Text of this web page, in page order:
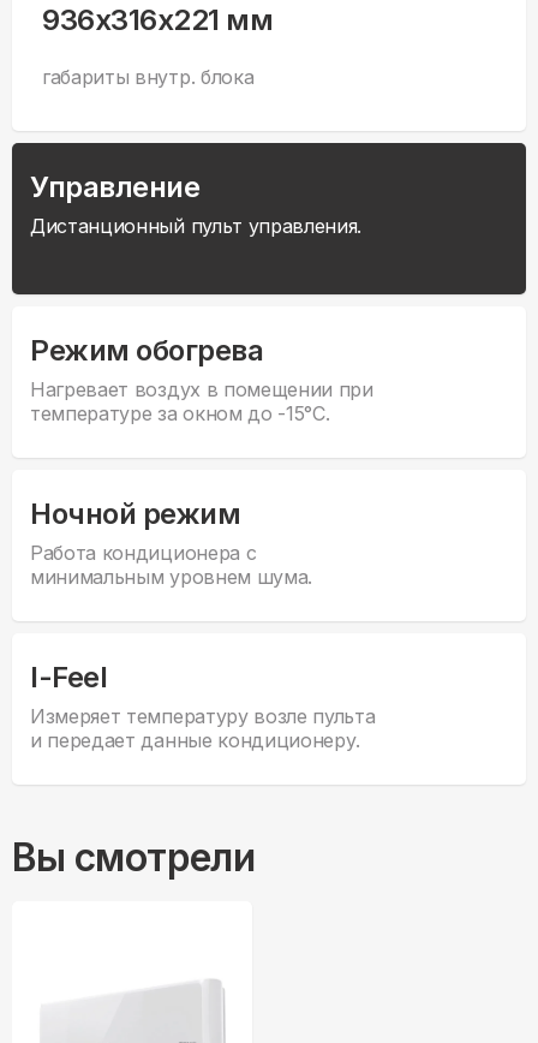
936x316x221 мм
габариты внутр. блока
Управление
Дистанционный пульт управления.
Режим обогрева
Нагревает воздух в помещении при
температуре за окном до -15°С.
Ночной режим
Работа кондиционера с
минимальным уровнем шума.
I-Feel
Измеряет температуру возле пульта
и передает данные кондиционеру.
Вы смотрели